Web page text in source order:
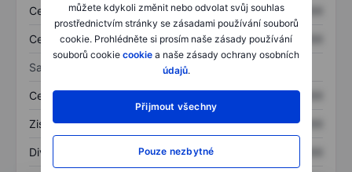
můžete kdykoli změnit nebo odvolat svůj souhlas
prostřednictvím stránky se zásadami používání souborů
cookie. Prohlédněte si prosím naše zásady používání
souborů cookie cookie a naše zásady ochrany osobních
údajů.
Přijmout všechny
Pouze nezbytné
Celková aktiva XXXXXXX XXXXXXX
Celkový dluh XXXXXXX XXXXXXX
Sazby
Cena/tržby XXXXXXX
Zisk na akcii XXXXXXX XXXXXXX
Dividenda na akcii XXXXXXX